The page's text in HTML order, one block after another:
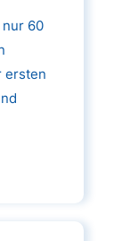
60
ersten